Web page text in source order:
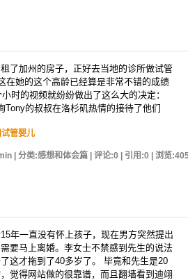
了加州的房子，正好去当地的诊所做试管
在她的这个高龄已经算是非常不错的成绩
时的视频就纷纷做出了这么大的决定：
的叔叔在洛杉矶热情的接待了他们
管婴儿
| 分类:感想和体会篇 | 评论:0 | 引用:0 | 浏览:
年一直没有怀上孩子，现在男方突然提出
要马上离婚。李女士不禁感到先生的说法
这才拖到了40多岁了。 毕竟和先生是20
觉得网站做的很靠谱，而且翻墙看到迪翊